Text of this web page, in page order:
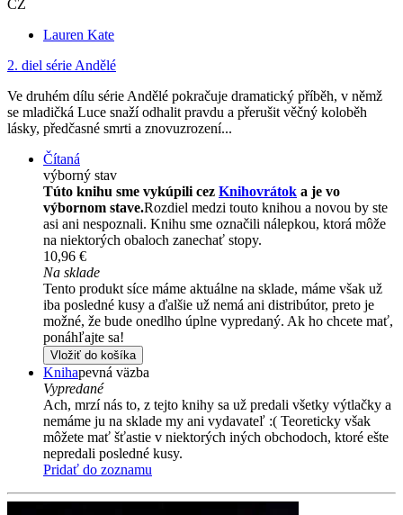
CZ
Lauren Kate
2. diel série Andělé
Ve druhém dílu série Andělé pokračuje dramatický příběh, v němž
se mladičká Luce snaží odhalit pravdu a přerušit věčný koloběh
lásky, předčasné smrti a znovuzrození...
Čítaná
výborný stav
Túto knihu sme vykúpili cez Knihovrátok a je vo
výbornom stave.Rozdiel medzi touto knihou a novou by ste
asi ani nespoznali. Knihu sme označili nálepkou, ktorá môže
na niektorých obaloch zanechať stopy.
10,96 €
Na sklade
Tento produkt síce máme aktuálne na sklade, máme však už
iba posledné kusy a ďalšie už nemá ani distribútor, preto je
možné, že bude onedlho úplne vypredaný. Ak ho chcete mať,
ponáhľajte sa!
Vložiť do košíka
Knihapevná väzba
Vypredané
Ach, mrzí nás to, z tejto knihy sa už predali všetky výtlačky a
nemáme ju na sklade my ani vydavateľ :( Teoreticky však
môžete mať šťastie v niektorých iných obchodoch, ktoré ešte
nepredali posledné kusy.
Pridať do zoznamu